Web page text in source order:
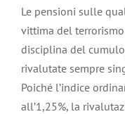
Le pensioni sulle
vittima del
disciplina del
rivalutate sempre
Poiché l’indice
all’1,25%, la